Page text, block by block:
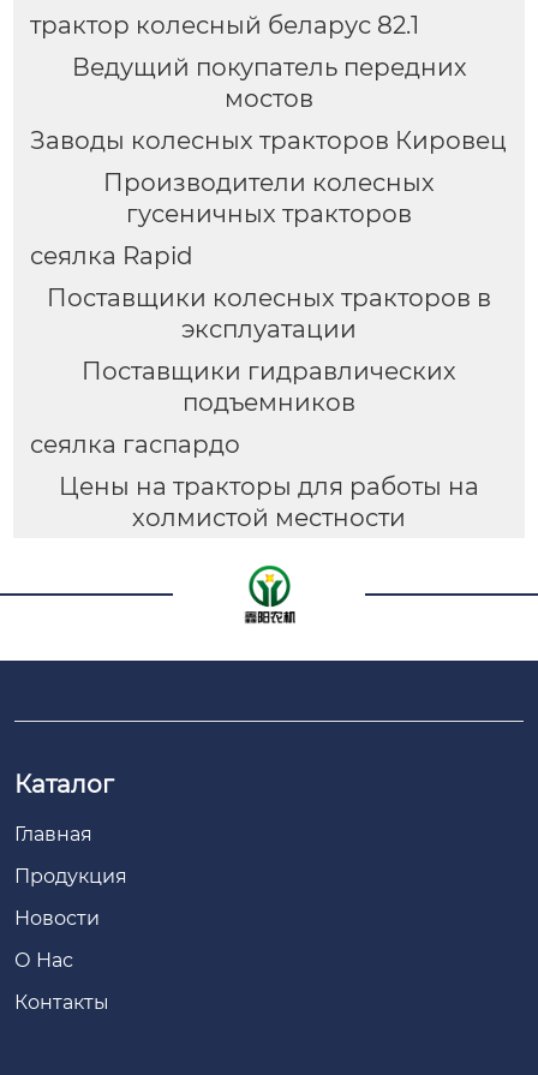
трактор колесный беларус 82.1
Ведущий покупатель передних
мостов
Заводы колесных тракторов Кировец
Производители колесных
гусеничных тракторов
сеялка Rapid
Поставщики колесных тракторов в
эксплуатации
Поставщики гидравлических
подъемников
сеялка гаспардо
Цены на тракторы для работы на
холмистой местности
Каталог
Главная
Продукция
Новости
О Нас
Контакты